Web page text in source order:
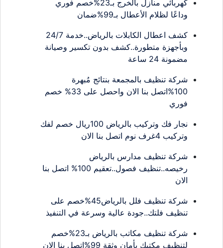
كهربائي منازل بالخرج بـ23%خصم فوري
وداعًا لظلام الأعطال بـ99%ضمان
كشف اعطال الكابلات بالرياض..خدمة 24/7
وبأجهزة متطورة..كشف بدون تكسير وصيانة
مضمونة 24 ساعة
شركة تنظيف بالمجمعة بنتائج مُبهرة
100%اتصل بنا الان واحصل على 33% خصم
فوري
نجار فك وتركيب بالرياض 100ريال خصم لفك
وتركيب 4غرف نوم اتصل بنا الان
شركة تنظيف مدارس بالرياض
رخيصه..تنظيف فصول..تعقيم 100% اتصل بنا
الان
شركة تنظيف فلل بالرياض45%خصم على
تنظيف فلتك..جودة عالية وسرعة في التنفيذ
شركة تنظيف مكاتب بالرياض بـ23%خصم
لتنظيف مكتبك بأمان وثقة 99%اتصل بنا الان